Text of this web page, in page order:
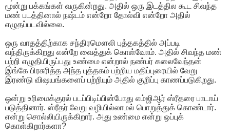
மூன்று பக்கங்கள் வருகின்றது. அதில் ஒரு இடத்தில கூட சிவந்த
மண் படத்தினால் நஷ்டம் என்றோ தோல்வி என்றோ அதில்
எழுதப்படவில்லை.
ஒரு வாதத்திற்காக சந்திரமௌலி புத்தகத்தில் அப்படி
வந்திருக்கிறது என்றே வைத்துக் கொள்வோம். அதில் சிவந்த மண்
பற்றி எழுதியிருப்பது உண்மை என்றால் நண்பர் கலைவேந்தன்
இங்கே பிரசுரித்த அந்த புத்தகம் பற்றிய மதிப்புரையில் வேறு
இரண்டு விஷயங்களைப் பற்றியும் அதில் குறிப்பு காணப்படுகிறது.
ஒன்று உரிமைக்குரல் படப்பிடிப்பின்போது எம்ஜிஆர் ஸ்ரீதரை பாடாய்
படுத்தினார். ஸ்ரீதர் வேறு வழியில்லாமல் பொறுத்துக் கொண்டார்.
என்று சொல்லியிருக்கிறார். அது உண்மை என்று ஒப்புக்
கொள்கிறார்களா?